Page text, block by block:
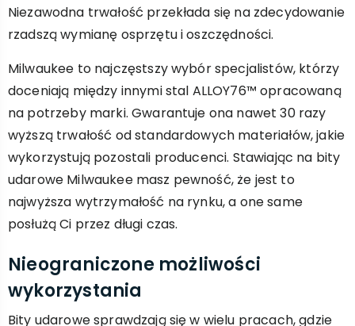
Niezawodna trwałość przekłada się na zdecydowanie
rzadszą wymianę osprzętu i oszczędności.
Milwaukee to najczęstszy wybór specjalistów, którzy
doceniają między innymi stal ALLOY76™ opracowaną
na potrzeby marki. Gwarantuje ona nawet 30 razy
wyższą trwałość od standardowych materiałów, jakie
wykorzystują pozostali producenci. Stawiając na bity
udarowe Milwaukee masz pewność, że jest to
najwyższa wytrzymałość na rynku, a one same
posłużą Ci przez długi czas.
Nieograniczone możliwości
wykorzystania
Bity udarowe sprawdzają się w wielu pracach, gdzie